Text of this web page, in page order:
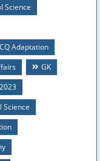
Science
Adaptation
GK
Science